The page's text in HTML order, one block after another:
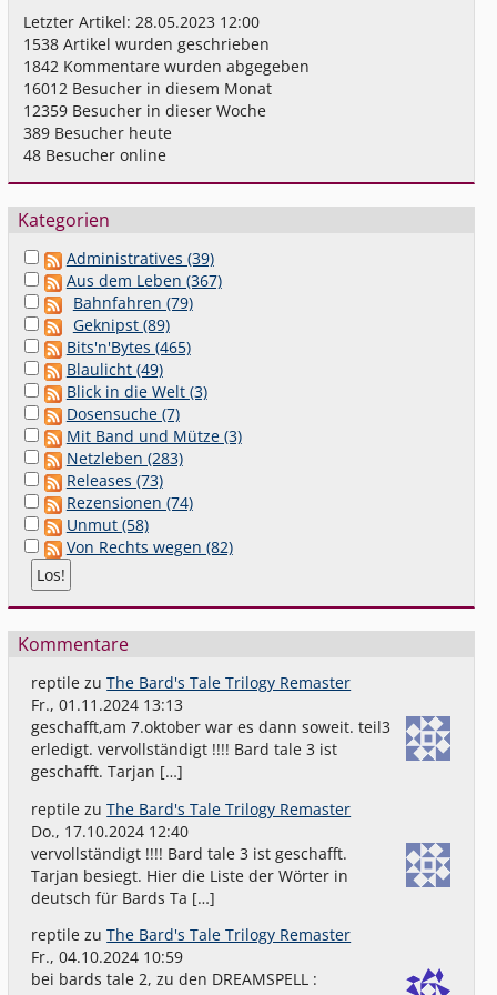
Letzter Artikel:28.05.2023 12:00
1538 Artikel wurden geschrieben
1842 Kommentare wurden abgegeben
16012 Besucher in diesem Monat
12359 Besucher in dieser Woche
389 Besucher heute
48 Besucher online
Kategorien
Administratives (39)
Aus dem Leben (367)
Bahnfahren (79)
Geknipst (89)
Bits'n'Bytes (465)
Blaulicht (49)
Blick in die Welt (3)
Dosensuche (7)
Mit Band und Mütze (3)
Netzleben (283)
Releases (73)
Rezensionen (74)
Unmut (58)
Von Rechts wegen (82)
Kommentare
reptile zuThe Bard's Tale Trilogy Remaster
Fr., 01.11.2024 13:13
geschafft,am 7.oktober war es dann soweit. teil3
erledigt. vervollständigt !!!! Bard tale 3 ist
geschafft. Tarjan […]
reptile zuThe Bard's Tale Trilogy Remaster
Do., 17.10.2024 12:40
vervollständigt !!!! Bard tale 3 ist geschafft.
Tarjan besiegt. Hier die Liste der Wörter in
deutsch für Bards Ta […]
reptile zuThe Bard's Tale Trilogy Remaster
Fr., 04.10.2024 10:59
bei bards tale 2, zu den DREAMSPELL :